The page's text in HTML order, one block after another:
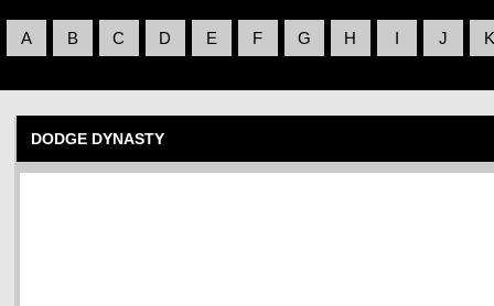
A B C D E F G H I J K
DODGE DYNASTY